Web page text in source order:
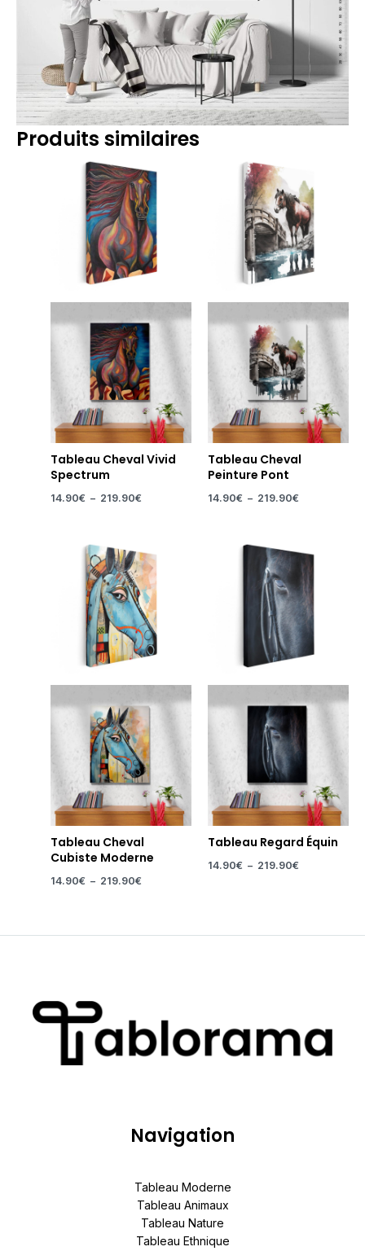
Produits similaires
Tableau Cheval Vivid
Spectrum
14.90€ – 219.90€
de
prix :
14.90€
à
219.90€
Tableau Cheval
Peinture Pont
14.90€ – 219.90€
prix :
14.90€
à
219.90€
Tableau Cheval
Cubiste Moderne
14.90€ – 219.90€
de
prix :
14.90€
à
219.90€
Tableau Regard Équin
14.90€ – 219.90€
de
prix :
14.90€
à
219.90€
Navigation
Tableau Moderne
Tableau Animaux
Tableau Nature
Tableau Ethnique